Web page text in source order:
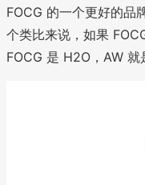
FOCG 的一个更好的
个类比来说，如果
FOCG 是 H2O，AW 就